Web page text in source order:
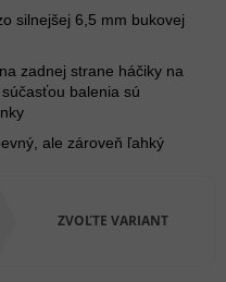
ZVOĽTE VARIANT
silnejšej 6,5 mm bukovej
zadnej strane háčiky na
balenia sú
ale zároveň ľahký